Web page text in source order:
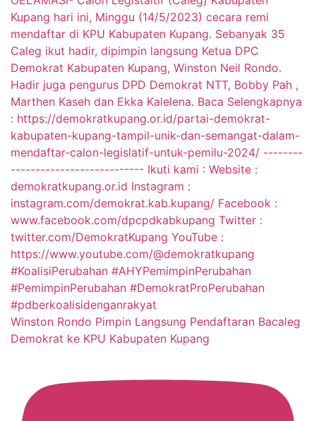
Winston Rondo Pimpin Langsung Pendaftaran Bacaleg
Demokrat ke KPU Kabupaten Kupang